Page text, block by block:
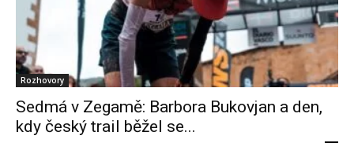
Rozhovory
Sedmá v Zegamě: Barbora Bukovjan a den,
kdy český trail běžel se...